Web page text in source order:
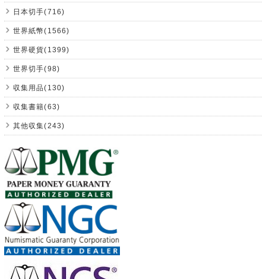
日本切手(716)
世界紙幣(1566)
世界硬貨(1399)
世界切手(98)
収集用品(130)
収集書籍(63)
其他収集(243)